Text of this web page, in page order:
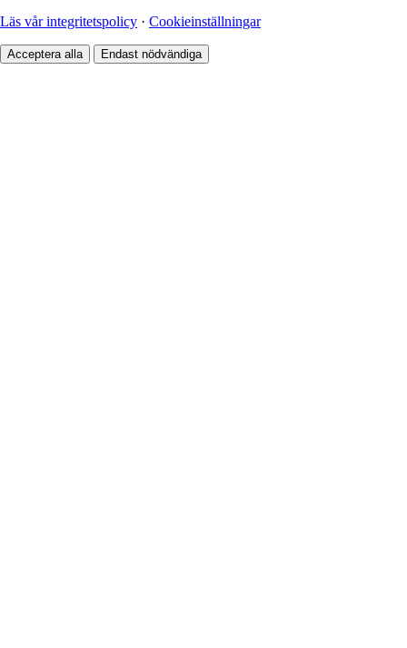
Läs vår integritetspolicy · Cookieinställningar
Acceptera alla Endast nödvändiga